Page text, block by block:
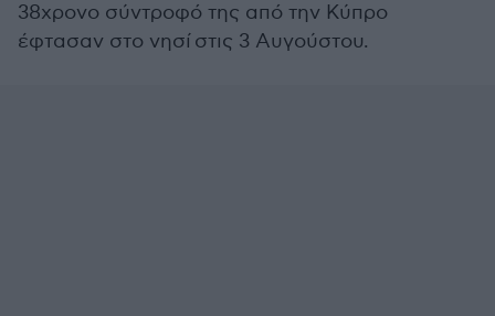
38χρονο σύντροφό της από την Κύπρο
έφτασαν στο νησίστις 3 Αυγούστου.